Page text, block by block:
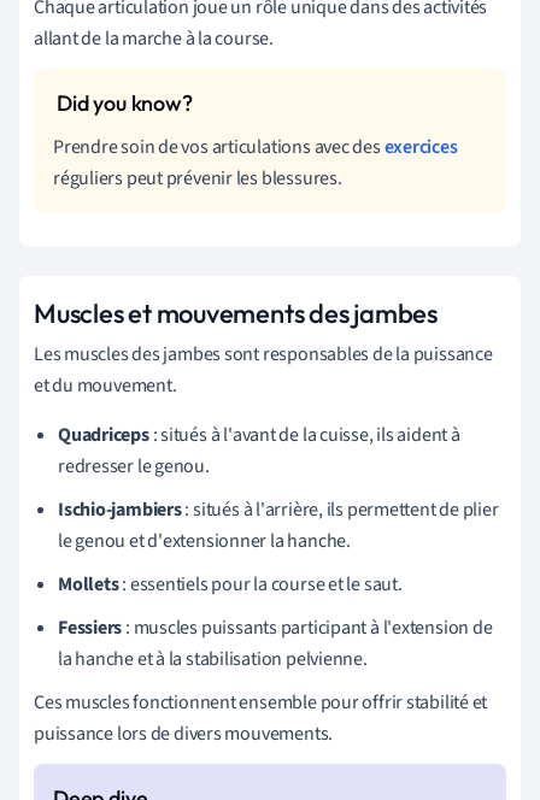
Chaque articulation joue un rôle unique dans des activités
allant de la marche à la course.
Prendre soin de vos articulations avec desexercices
réguliers peut prévenir les blessures.
Muscles et mouvements des jambes
Les muscles des jambes sont responsables de la puissance
et du mouvement.
Quadriceps: situés à l'avant de la cuisse, ils aident à
redresser le genou.
Ischio-jambiers: situés à l'arrière, ils permettent de plier
le genou et d'extensionner la hanche.
Mollets: essentiels pour la course et le saut.
Fessiers: muscles puissants participant à l'extension de
la hanche et à la stabilisation pelvienne.
Ces muscles fonctionnent ensemble pour offrir stabilité et
puissance lors de divers mouvements.